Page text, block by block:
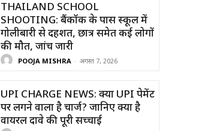
THAILAND SCHOOL
SHOOTING: बैंकॉक के पास स्कूल में
गोलीबारी से दहशत, छात्र समेत कई लोगों
की मौत, जांच जारी
POOJA MISHRA - अगस्त 7, 2026
UPI CHARGE NEWS: क्या UPI पेमेंट
पर लगने वाला है चार्ज? जानिए क्या है
वायरल दावे की पूरी सच्चाई